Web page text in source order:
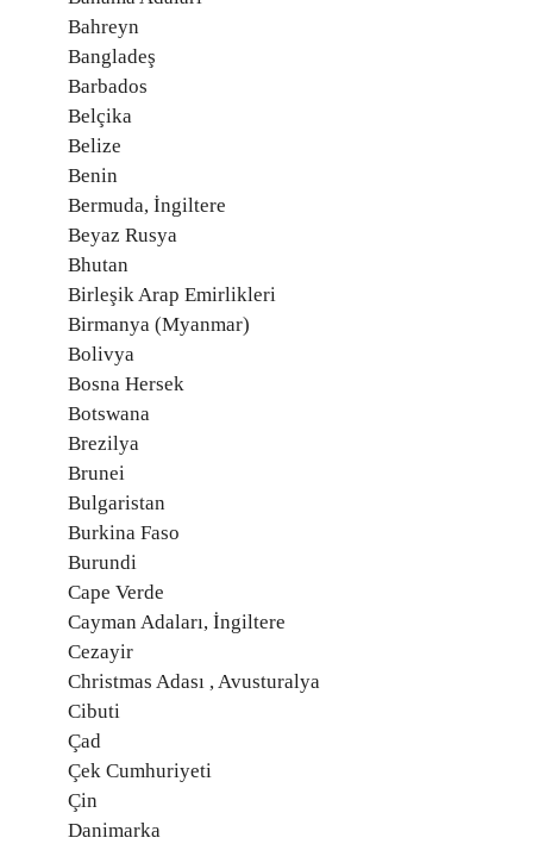
Bahreyn
Bangladeş
Barbados
Belçika
Belize
Benin
Bermuda, İngiltere
Beyaz Rusya
Bhutan
Birleşik Arap Emirlikleri
Birmanya (Myanmar)
Bolivya
Bosna Hersek
Botswana
Brezilya
Brunei
Bulgaristan
Burkina Faso
Burundi
Cape Verde
Cayman Adaları, İngiltere
Cezayir
Christmas Adası , Avusturalya
Cibuti
Çad
Çek Cumhuriyeti
Çin
Danimarka